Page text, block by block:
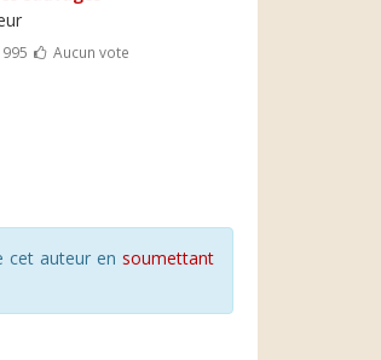
Aucun vote
cet auteur en soumettant